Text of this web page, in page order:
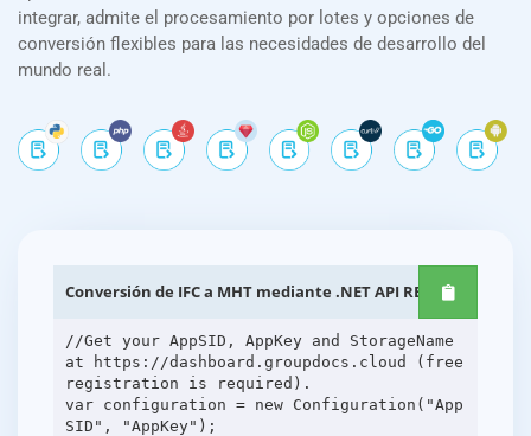
integrar, admite el procesamiento por lotes y opciones de
conversión flexibles para las necesidades de desarrollo del
mundo real.
Conversión de IFC a MHT mediante .NET API REST
//Get your AppSID, AppKey and StorageName
at https://dashboard.groupdocs.cloud (free
registration is required).
var configuration = new Configuration("App
SID", "AppKey");